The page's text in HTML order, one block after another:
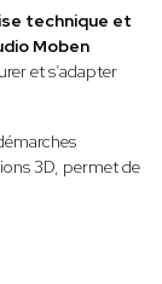
technique et
Moben
et s’adapter
3D, permet de